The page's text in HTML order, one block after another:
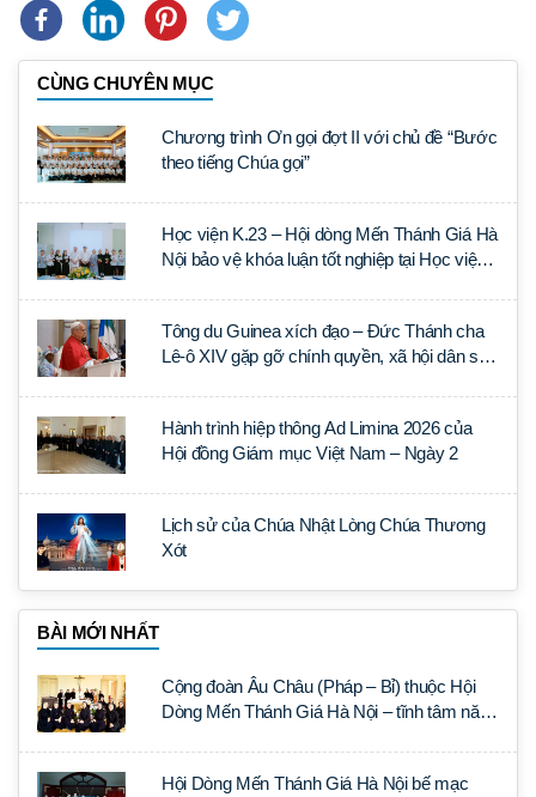
CÙNG CHUYÊN MỤC
Chương trình Ơn gọi đợt II với chủ đề “Bước
theo tiếng Chúa gọi”
Học viện K.23 – Hội dòng Mến Thánh Giá Hà
Nội bảo vệ khóa luận tốt nghiệp tại Học viện
Tông du Guinea xích đạo – Đức Thánh cha
Lê-ô XIV gặp gỡ chính quyền, xã hội dân sự
Hành trình hiệp thông Ad Limina 2026 của
Hội đồng Giám mục Việt Nam – Ngày 2
Lịch sử của Chúa Nhật Lòng Chúa Thương
Xót
BÀI MỚI NHẤT
Cộng đoàn Âu Châu (Pháp – Bỉ) thuộc Hội
Dòng Mến Thánh Giá Hà Nội – tĩnh tâm năm
Hội Dòng Mến Thánh Giá Hà Nội bế mạc